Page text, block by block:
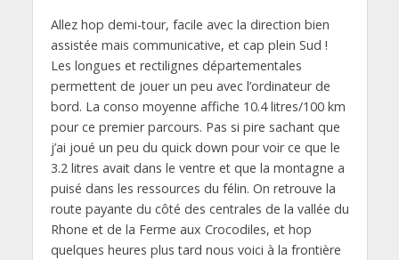
Allez hop demi-tour, facile avec la direction bien
assistée mais communicative, et cap plein Sud !
Les longues et rectilignes départementales
permettent de jouer un peu avec l’ordinateur de
bord. La conso moyenne affiche 10.4 litres/100 km
pour ce premier parcours. Pas si pire sachant que
j’ai joué un peu du quick down pour voir ce que le
3.2 litres avait dans le ventre et que la montagne a
puisé dans les ressources du félin. On retrouve la
route payante du côté des centrales de la vallée du
Rhone et de la Ferme aux Crocodiles, et hop
quelques heures plus tard nous voici à la frontière